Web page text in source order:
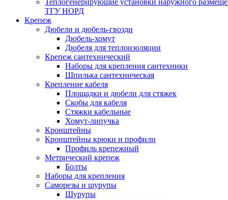
Теплогенерирующие установки наружного
ТГУ НОРД
Крепеж
Дюбели и дюбель-гвозди
Дюбель-хомут
Дюбеля для теплоизоляции
Крепеж сантехнический
Наборы для крепления сантехники
Шпилька сантехническая
Крепление кабеля
Площадки и дюбели для стяжек
Скобы для кабеля
Стяжки кабельные
Хомут-липучка
Кронштейны
Кронштейны крюки и профили
Профиль крепежный
Метрический крепеж
Болты
Наборы для крепления
Саморезы и шурупы
Шурупы